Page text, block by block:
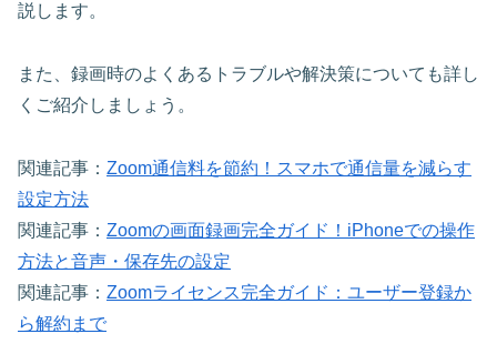
説します。
また、録画時のよくあるトラブルや解決策についても詳し
くご紹介しましょう。
関連記事： Zoom通信料を節約！スマホで通信量を減らす
設定方法
関連記事： Zoomの画面録画完全ガイド！iPhoneでの操作
方法と音声・保存先の設定
関連記事： Zoomライセンス完全ガイド：ユーザー登録か
ら解約まで